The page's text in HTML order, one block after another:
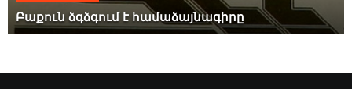
Բաքուն ձգձգում է համաձայնագիրը